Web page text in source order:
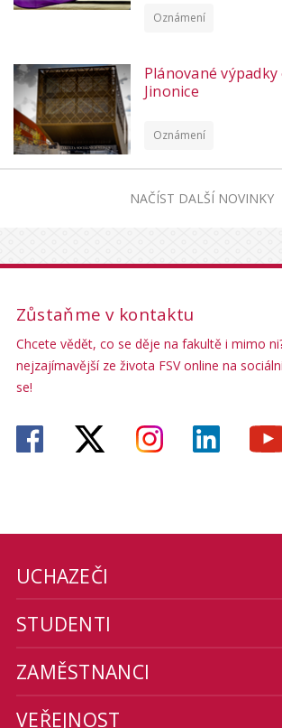
Oznámení
Plánované
Jinonice
Oznámení
NAČÍST DALŠÍ NOVINKY
Zůstaňme v kontaktu
Chcete vědět, co se děje na fakultě i mimo
nejzajímavější ze života FSV online na
se!
UCHAZEČI
STUDENTI
ZAMĚSTNANCI
VEŘEJNOST